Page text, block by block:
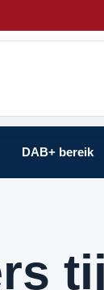
DAB+ bereik